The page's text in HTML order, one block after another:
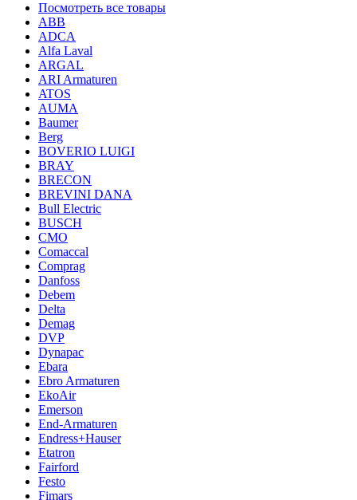
Посмотреть все товары
ABB
ADCA
Alfa Laval
ARGAL
ARI Armaturen
ATOS
AUMA
Baumer
Berg
BOVERIO LUIGI
BRAY
BRECON
BREVINI DANA
Bull Electric
BUSCH
CMO
Comaccal
Comprag
Danfoss
Debem
Delta
Demag
DVP
Dynapac
Ebara
Ebro Armaturen
EkoAir
Emerson
End-Armaturen
Endress+Hauser
Etatron
Fairford
Festo
Fimars